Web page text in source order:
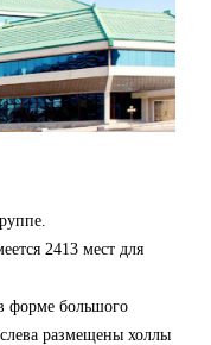
2413 мест для
форме большого
размещены холлы